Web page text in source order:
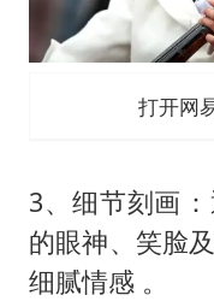
打开网
3、‌细节刻画‌
的眼神、笑脸
细腻情感 。‌‌